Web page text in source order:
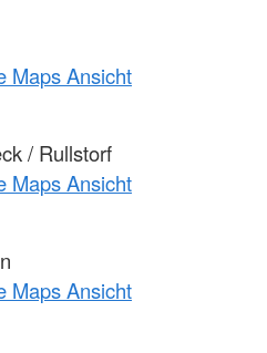
Maps Ansicht
/ Rullstorf
Maps Ansicht
Maps Ansicht